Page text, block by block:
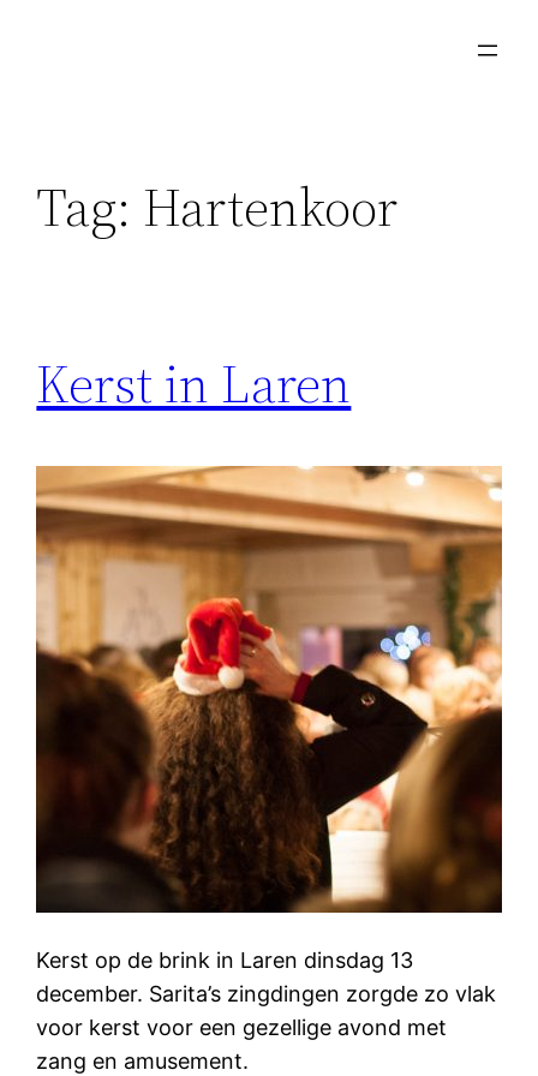
Tag: Hartenkoor
Kerst in Laren
Kerst op de brink in Laren dinsdag 13
december. Sarita’s zingdingen zorgde zo vlak
voor kerst voor een gezellige avond met
zang en amusement.